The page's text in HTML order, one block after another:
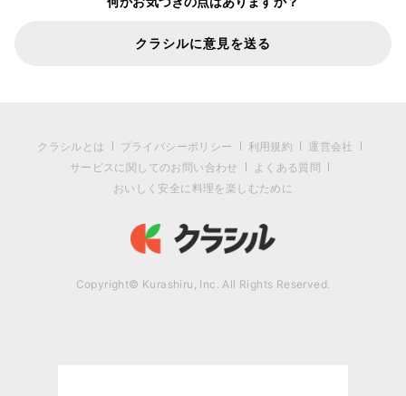
クラシルに意見を送る
クラシルとは プライバシーポリシー 利用規約
運営会社
サービスに関してのお問い合わせ
よくある質問
おいしく安全に料理を楽しむために
Copyright© Kurashiru, Inc. All Rights Reserved.